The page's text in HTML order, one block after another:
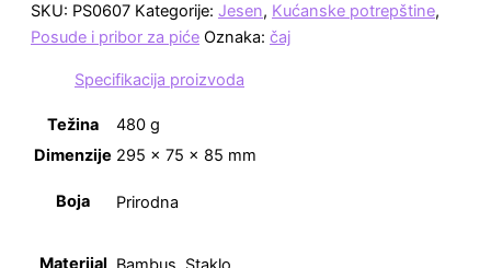
SKU: PS0607 Kategorije: Jesen, Kućanske potrepštine,
Posude i pribor za piće Oznaka: čaj
Specifikacija proizvoda
Težina
480 g
Dimenzije 295 × 75 × 85 mm
Boja Prirodna
Materijal